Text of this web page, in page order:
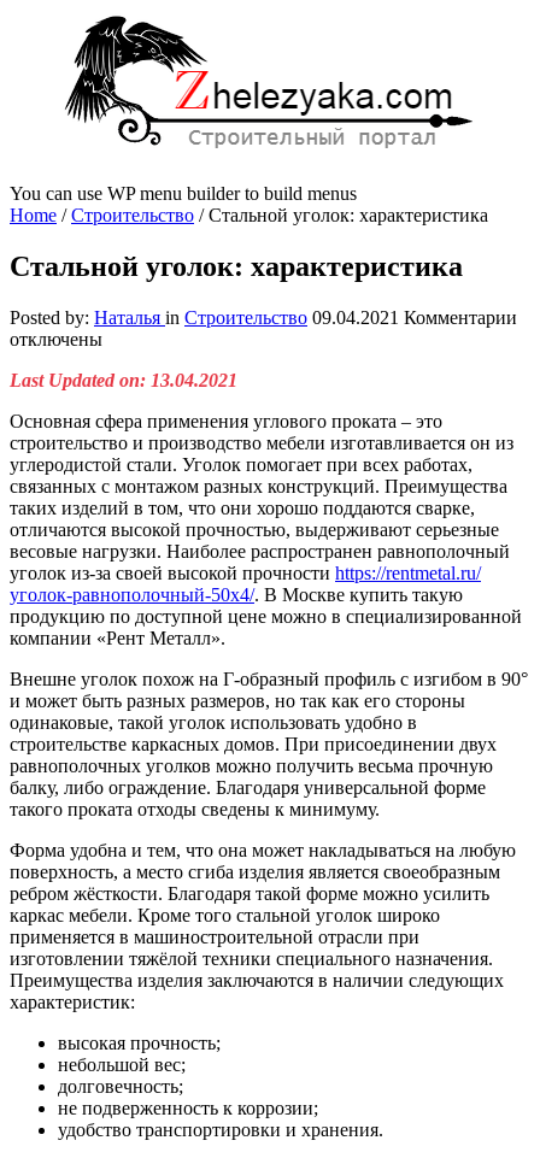
You can use WP menu builder to build menus
Home /Строительство /Стальной уголок: характеристика
Стальной уголок: характеристика
Posted by: Наталья in Строительство 09.04.2021 Комментарии
отключены
Last Updated on: 13.04.2021
Основная сфера применения углового проката – это
строительство и производство мебели изготавливается он из
углеродистой стали. Уголок помогает при всех работах,
связанных с монтажом разных конструкций. Преимущества
таких изделий в том, что они хорошо поддаются сварке,
отличаются высокой прочностью, выдерживают серьезные
весовые нагрузки. Наиболее распространен равнополочный
уголок из-за своей высокой прочности https://rentmetal.ru/
уголок-равнополочный-50х4/. В Москве купить такую
продукцию по доступной цене можно в специализированной
компании «Рент Металл».
Внешне уголок похож на Г-образный профиль с изгибом в 90°
и может быть разных размеров, но так как его стороны
одинаковые, такой уголок использовать удобно в
строительстве каркасных домов. При присоединении двух
равнополочных уголков можно получить весьма прочную
балку, либо ограждение. Благодаря универсальной форме
такого проката отходы сведены к минимуму.
Форма удобна и тем, что она может накладываться на любую
поверхность, а место сгиба изделия является своеобразным
ребром жёсткости. Благодаря такой форме можно усилить
каркас мебели. Кроме того стальной уголок широко
применяется в машиностроительной отрасли при
изготовлении тяжёлой техники специального назначения.
Преимущества изделия заключаются в наличии следующих
характеристик:
высокая прочность;
небольшой вес;
долговечность;
не подверженность к коррозии;
удобство транспортировки и хранения.